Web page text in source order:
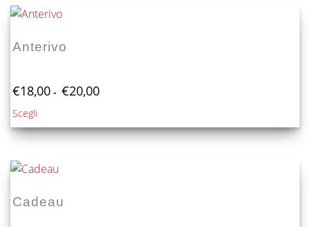
Anterivo
€18,00 - €20,00Fascia
da
€18,00
Scegli
prodotto
più
Le
Cadeau